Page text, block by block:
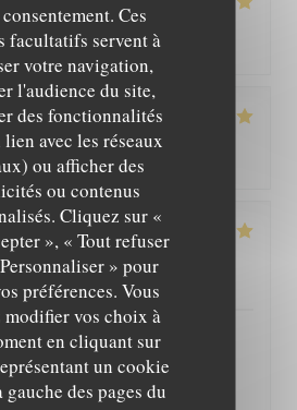
Ces
facultatifs servent à
votre navigation,
l'audience du site,
des fonctionnalités
avec les réseaux
ou afficher des
ou contenus
Cliquez sur «
», « Tout refuser
» pour
préférences. Vous
modifier vos choix à
en cliquant sur
un cookie
gauche des pages du
4
5/5 Cuisine: 5/5 Qualité / Prix
2
5/5 Cuisine:5/5 Qualité / Prix
4
: 5/5 Cuisine:5/5 Qualité / Prix
et servi, accueil très chaleureux,
qualité, très bon restaurant. J'ai